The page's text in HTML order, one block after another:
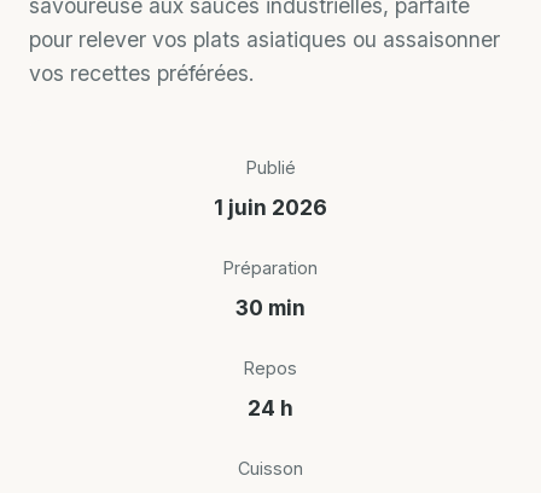
savoureuse aux sauces industrielles, parfaite
pour relever vos plats asiatiques ou assaisonner
vos recettes préférées.
Publié
1 juin 2026
Préparation
30 min
Repos
24 h
Cuisson